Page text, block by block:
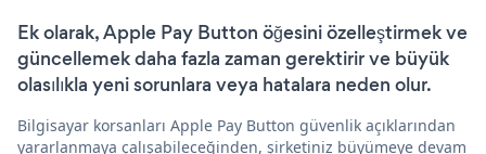
Ek olarak, Apple Pay Button öğesini özelleştirmek ve
güncellemek daha fazla zaman gerektirir ve büyük
olasılıkla yeni sorunlara veya hatalara neden olur.
Bilgisayar korsanları Apple Pay Button güvenlik açıklarından
yararlanmaya çalışabileceğinden, şirketiniz büyümeye devam